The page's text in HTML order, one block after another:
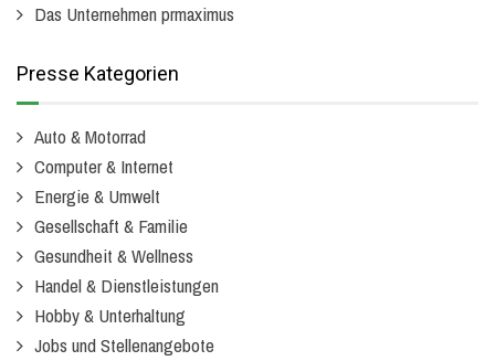
Das Unternehmen prmaximus
Presse Kategorien
Auto & Motorrad
Computer & Internet
Energie & Umwelt
Gesellschaft & Familie
Gesundheit & Wellness
Handel & Dienstleistungen
Hobby & Unterhaltung
Jobs und Stellenangebote